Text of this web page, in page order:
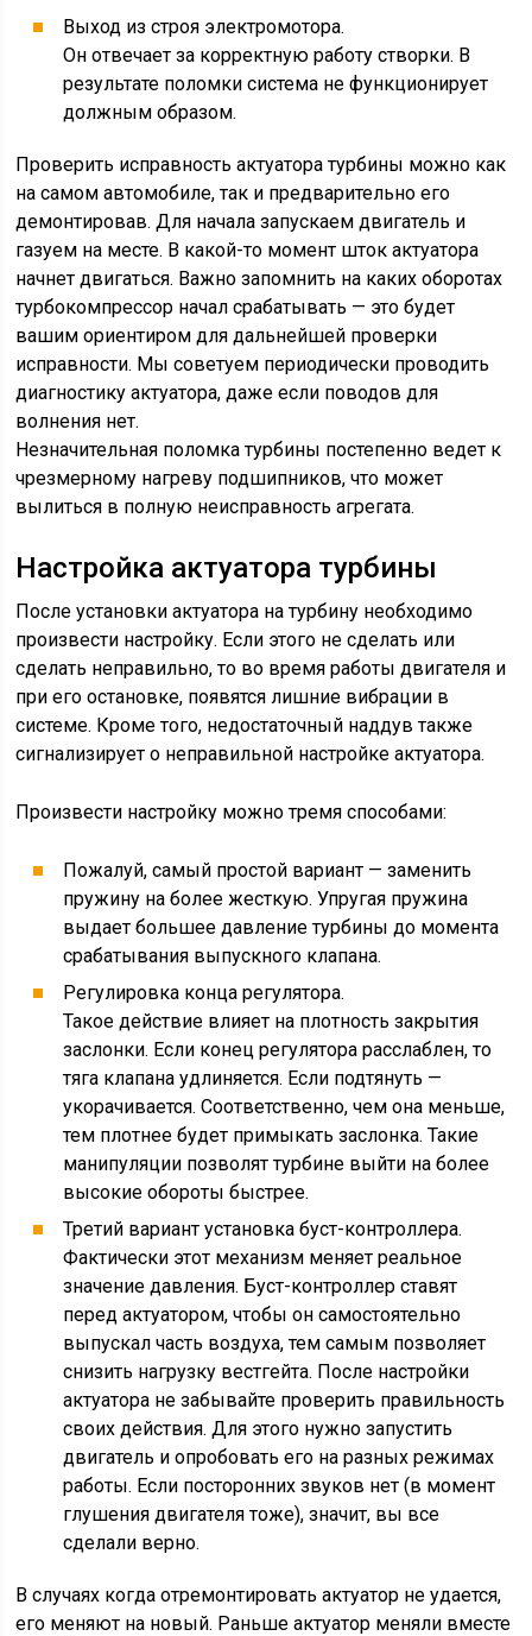
Выход из строя электромотора.
Он отвечает за корректную работу створки. В
результате поломки система не функционирует
должным образом.
Проверить исправность актуатора турбины можно как
на самом автомобиле, так и предварительно его
демонтировав. Для начала запускаем двигатель и
газуем на месте. В какой-то момент шток актуатора
начнет двигаться. Важно запомнить на каких оборотах
турбокомпрессор начал срабатывать — это будет
вашим ориентиром для дальнейшей проверки
исправности. Мы советуем периодически проводить
диагностику актуатора, даже если поводов для
волнения нет.
Незначительная поломка турбины постепенно ведет к
чрезмерному нагреву подшипников, что может
вылиться в полную неисправность агрегата.
Настройка актуатора турбины
После установки актуатора на турбину необходимо
произвести настройку. Если этого не сделать или
сделать неправильно, то во время работы двигателя и
при его остановке, появятся лишние вибрации в
системе. Кроме того, недостаточный наддув также
сигнализирует о неправильной настройке актуатора.
Произвести настройку можно тремя способами:
Пожалуй, самый простой вариант — заменить
пружину на более жесткую. Упругая пружина
выдает большее давление турбины до момента
срабатывания выпускного клапана.
Регулировка конца регулятора.
Такое действие влияет на плотность закрытия
заслонки. Если конец регулятора расслаблен, то
тяга клапана удлиняется. Если подтянуть —
укорачивается. Соответственно, чем она меньше,
тем плотнее будет примыкать заслонка. Такие
манипуляции позволят турбине выйти на более
высокие обороты быстрее.
Третий вариант установка буст-контроллера.
Фактически этот механизм меняет реальное
значение давления. Буст-контроллер ставят
перед актуатором, чтобы он самостоятельно
выпускал часть воздуха, тем самым позволяет
снизить нагрузку вестгейта. После настройки
актуатора не забывайте проверить правильность
своих действия. Для этого нужно запустить
двигатель и опробовать его на разных режимах
работы. Если посторонних звуков нет (в момент
глушения двигателя тоже), значит, вы все
сделали верно.
В случаях когда отремонтировать актуатор не удается,
его меняют на новый. Раньше актуатор меняли вместе